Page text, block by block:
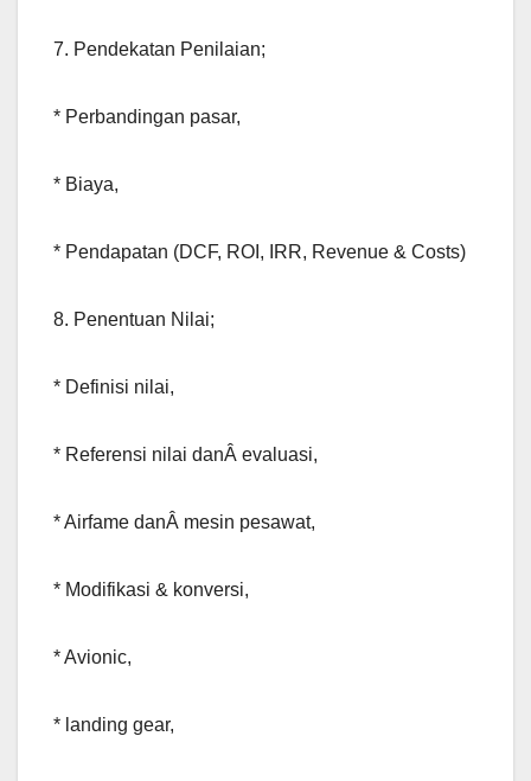
7. Pendekatan Penilaian;
* Perbandingan pasar,
* Biaya,
* Pendapatan (DCF, ROI, IRR, Revenue & Costs)
8. Penentuan Nilai;
* Definisi nilai,
* Referensi nilai danÂ evaluasi,
* Airfame danÂ mesin pesawat,
* Modifikasi & konversi,
* Avionic,
* landing gear,